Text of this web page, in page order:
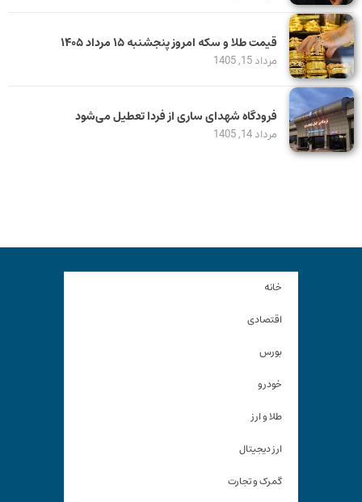
قیمت طلا و سکه امروز پنجشنبه ۱۵ مرداد ۱۴۰۵
مرداد 15, 1405
فرودگاه شهدای ساری از فردا تعطیل می‌شود
مرداد 14, 1405
خانه
اقتصادی
بورس
خودرو
طلا و ارز
ارز دیجیتال
گمرک و تجارت